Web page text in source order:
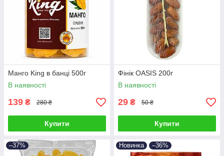
Манго King в банці 500г
В наявності
139 ₴ 280 ₴
Купити
Фінік OASIS 200г
В наявності
29 ₴ 50 ₴
Купити
–37% Новинка –36%